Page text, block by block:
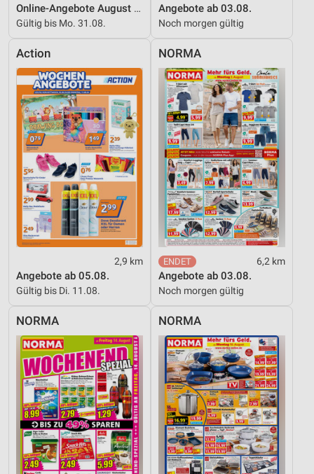
Online-Angebote August 2026
Gültig bis Mo. 31.08.
Angebote ab 03.08.
Noch morgen gültig
Action
2,9 km
Angebote ab 05.08.
Gültig bis Di. 11.08.
NORMA
6,2 km
Angebote ab 03.08.
Noch morgen gültig
NORMA NORMA